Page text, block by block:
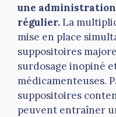
une
régulier.La
mise en place
suppositoires
surdosage inopiné
médicamenteuses.
suppositoires
peuvent entraîner